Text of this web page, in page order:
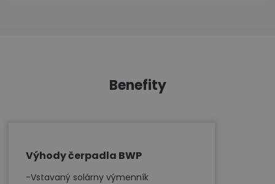
Benefity
Výhody čerpadla BWP
-Vstavaný solárny výmenník